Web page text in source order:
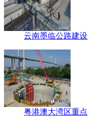
云南墨临公路建设
粤港澳大湾区重点